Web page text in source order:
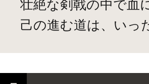
壮絶な剣戟の中で血
己の進む道は、い